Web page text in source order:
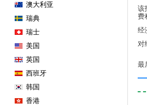
澳大利亚
瑞典
瑞士
美国
英国
西班牙
韩国
香港
该
费
经
对
最